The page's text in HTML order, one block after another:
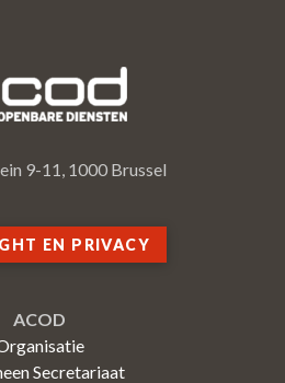
9-11, 1000 Brussel
EN PRIVACY
ACOD
Secretariaat